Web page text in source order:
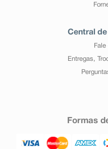
Central
Entregas,
Formas